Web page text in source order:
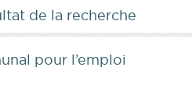
de la recherche
pour l’emploi